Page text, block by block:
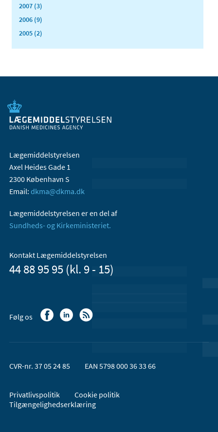
2007 (3)
2006 (9)
2005 (2)
Lægemiddelstyrelsen
Axel Heides Gade 1
2300 København S
Email: dkma@dkma.dk
Lægemiddelstyrelsen er en del af
Sundheds- og Kirkeministeriet.
Kontakt Lægemiddelstyrelsen
44 88 95 95 (kl. 9 - 15)
Følg os
CVR-nr. 37 05 24 85 EAN 5798 000 36 33 66
Privatlivspolitik
Cookie politik
Tilgængelighedserklæring